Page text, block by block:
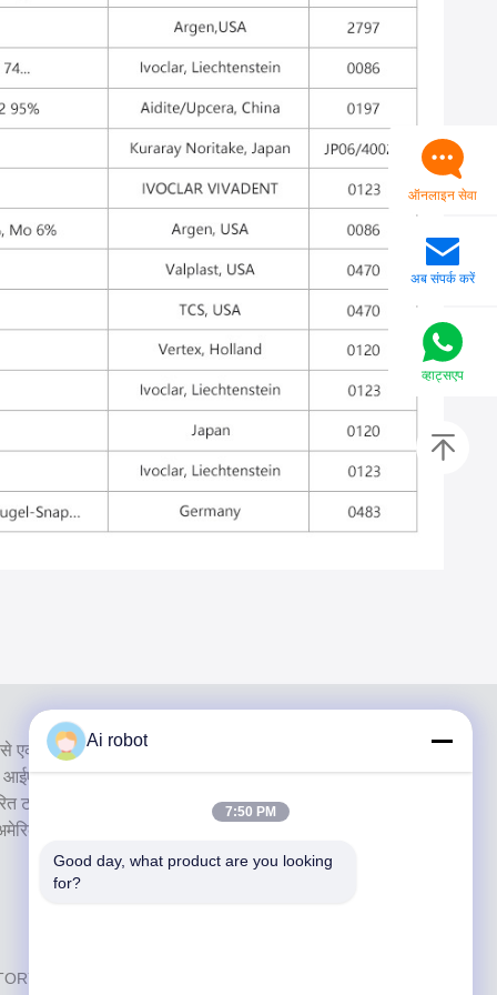
उच्च स्तरीय पूर्ण सेवा प्रयोगशाला है। यह शीर्ष में से एक है दंत
आईएसओ और एफडीए के साथ प्रमाणित और आधुनिक मशीनों से
टर्नअराउंड समय और पेशेवर सेवाओं के प्रति प्रतिबद्धता ने कई
बाजारों से सकारात्मक प्रतिक्रिया।
ऑनलाइन सेवा
अब संपर्क करें
व्हाट्सएप
Ai robot
7:50 PM
Good day, what product are you looking
for?